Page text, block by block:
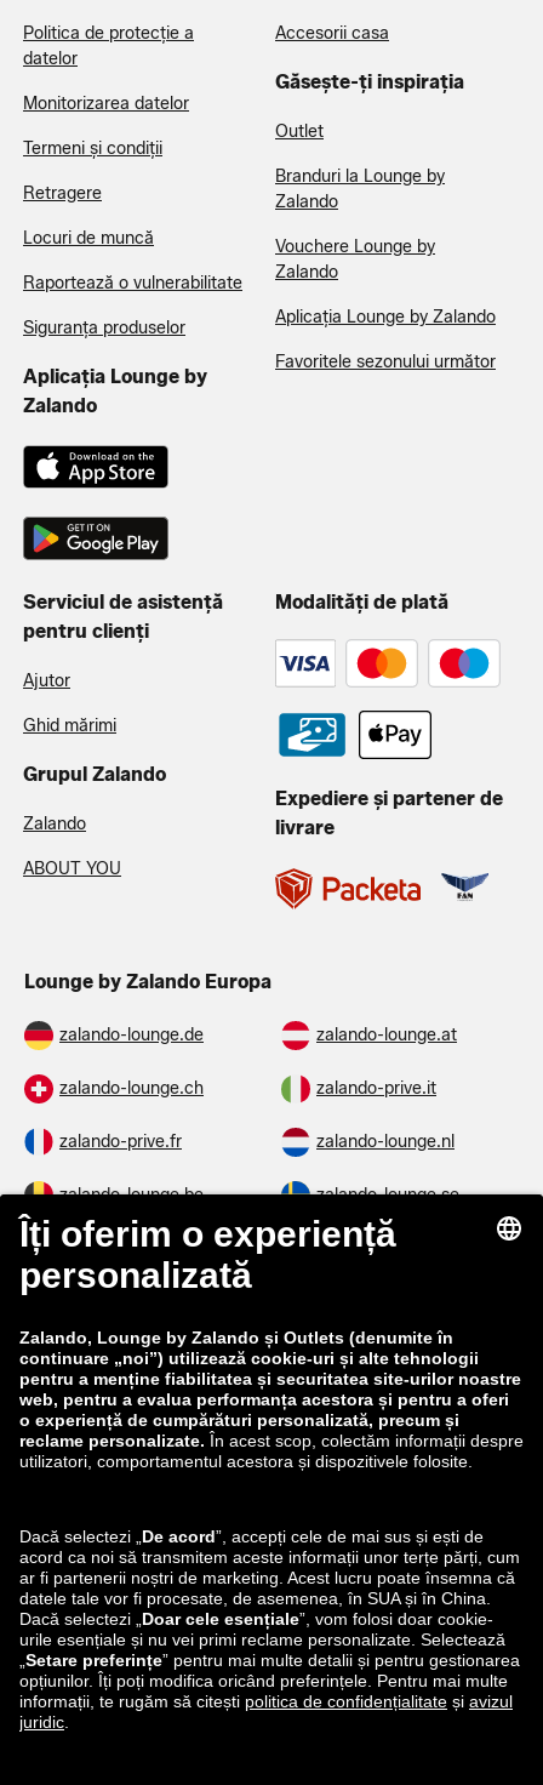
Politica de protecție a
datelor
Monitorizarea datelor
Termeni și condiții
Retragere
Locuri de muncă
Raportează o vulnerabilitate
Siguranța produselor
Aplicația Lounge by
Zalando
Accesorii casa
Găsește-ți inspirația
Outlet
Branduri la Lounge by
Zalando
Vouchere Lounge by
Zalando
Aplicația Lounge by Zalando
Favoritele sezonului următor
Serviciul de asistență
pentru clienți
Ajutor
Ghid mărimi
Grupul Zalando
Zalando
ABOUT YOU
Modalități de plată
Expediere și partener de
livrare
Lounge by Zalando Europa
zalando-lounge.de zalando-lounge.at
zalando-lounge.ch zalando-prive.it
zalando-prive.fr zalando-lounge.nl
zalando-lounge.be zalando-lounge.se
zalando-lounge.fi zalando-lounge.dk
zalando-prive.es zalando-lounge.cz
zalando-lounge.lt zalando-lounge.sk
zalando-lounge.ro zalando-lounge.hr
zalando-lounge.lu zalando-lounge.ee
zalando-lounge.lv zalando-lounge.no
Ne poți găsi și pe